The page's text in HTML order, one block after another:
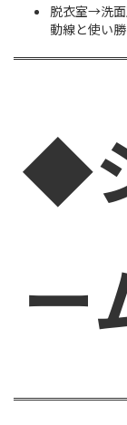
脱衣室→洗
動線と使い
◆